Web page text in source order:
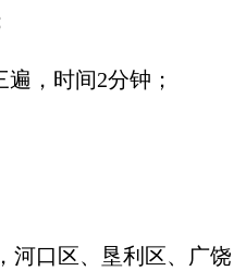
，时间2分钟；
口区、垦利区、广饶